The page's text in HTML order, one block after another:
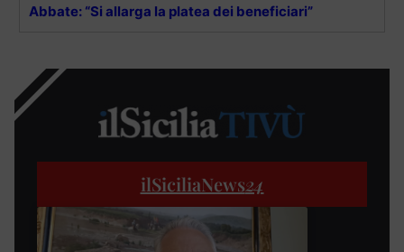
Abbate: “Si allarga la platea dei beneficiari”
ilSiciliaNews24